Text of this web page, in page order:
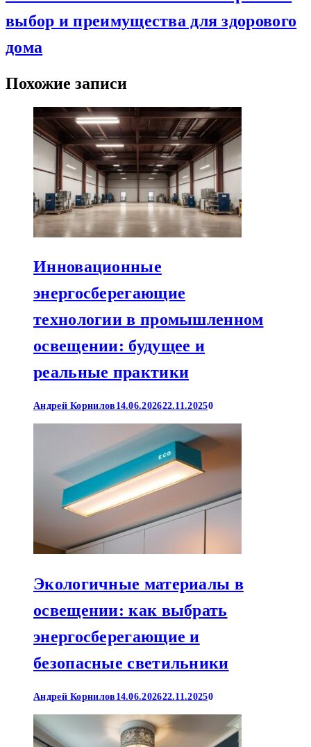
выбор и преимущества для здорового
дома
Похожие записи
Инновационные
энергосберегающие
технологии в промышленном
освещении: будущее и
реальные практики
Андрей Корнилов 14.06.202622.11.20250
Экологичные материалы в
освещении: как выбрать
энергосберегающие и
безопасные светильники
Андрей Корнилов 14.06.202622.11.20250